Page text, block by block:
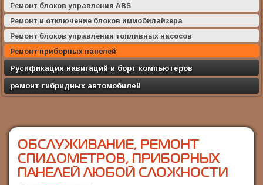
Ремонт блоков управления ABS
Ремонт и отключение блоков иммобилайзера
Ремонт блоков управления топливных насосов
Ремонт приборных панелей
Русификация навигаций и борт компьютеров
ремонт гибридных автомобилей
ОБСЛУЖИВАНИЕ, РЕМОНТ
СПИДОМЕТРОВ, ПРИБОРНЫХ
ПАНЕЛЕЙ ЛЮБОЙ СЛОЖНОСТИ